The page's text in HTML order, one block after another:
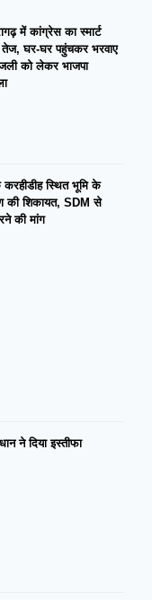
में कांग्रेस का स्मार्ट
तेज, घर-घर पहुंचकर भरवाए
को लेकर भाजपा
स्थित भूमि के
की शिकायत, SDM से
की मांग
ने दिया इस्तीफा